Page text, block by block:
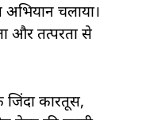
चलाया।
और तत्परता से
जिंदा कारतूस,